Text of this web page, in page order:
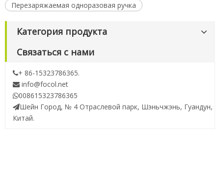
Перезаряжаемая одноразовая ручка
Категория продукта
Связаться с нами
+ 86-15323786365.
 info@focol.net
008615323786365
Шейн Город, № 4 Отраслевой парк, Шэньчжэнь, Гуандун,
Китай.